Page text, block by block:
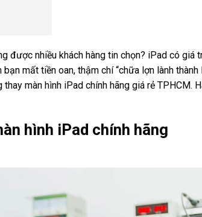
được nhiều khách hàng tin chọn? iPad có giá
mất tiền oan, thậm chí “chữa lợn lành thành
màn hình iPad chính hãng giá rẻ TPHCM.
hình iPad chính hãng